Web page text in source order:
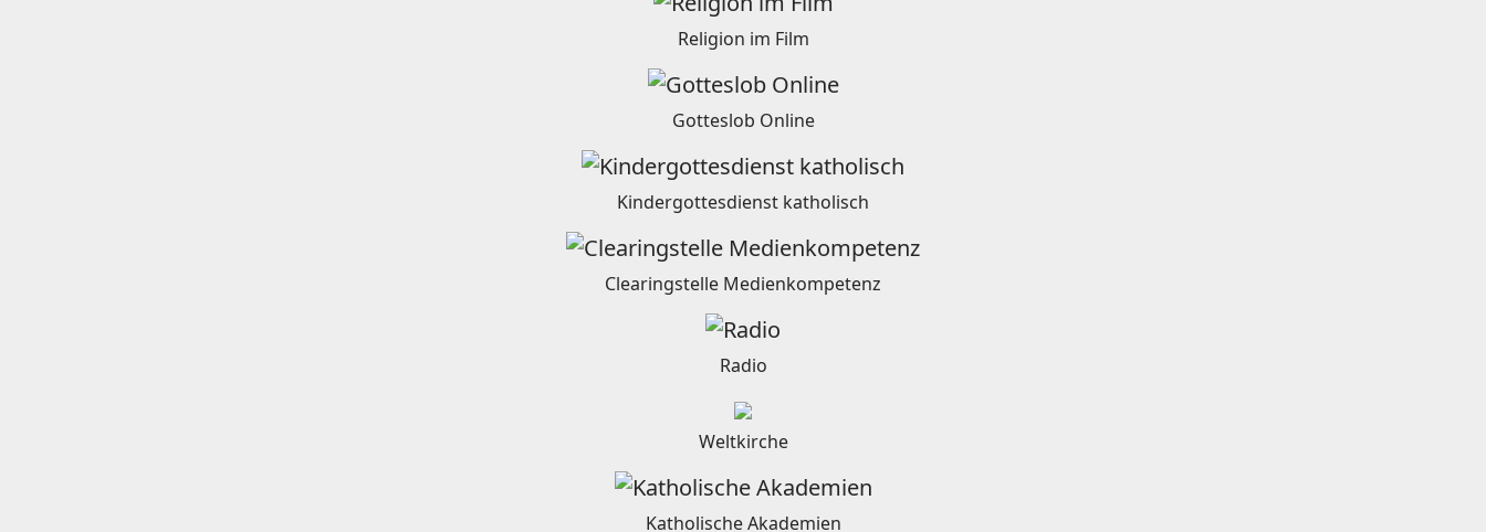
Religion im Film
Gotteslob Online
Kindergottesdienst katholisch
Clearingstelle Medienkompetenz
Radio
Weltkirche
Katholische Akademien